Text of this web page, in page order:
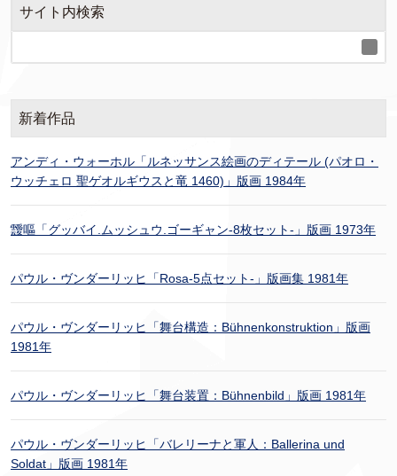
サイト内検索
新着作品
アンディ・ウォーホル「ルネッサンス絵画のディテール (パオロ・
ウッチェロ 聖ゲオルギウスと竜 1460)」版画 1984年
靉嘔「グッバイ.ムッシュウ.ゴーギャン-8枚セット-」版画 1973年
パウル・ヴンダーリッヒ「Rosa-5点セット-」版画集 1981年
パウル・ヴンダーリッヒ「舞台構造：Bühnenkonstruktion」版画
1981年
パウル・ヴンダーリッヒ「舞台装置：Bühnenbild」版画 1981年
パウル・ヴンダーリッヒ「バレリーナと軍人：Ballerina und
Soldat」版画 1981年